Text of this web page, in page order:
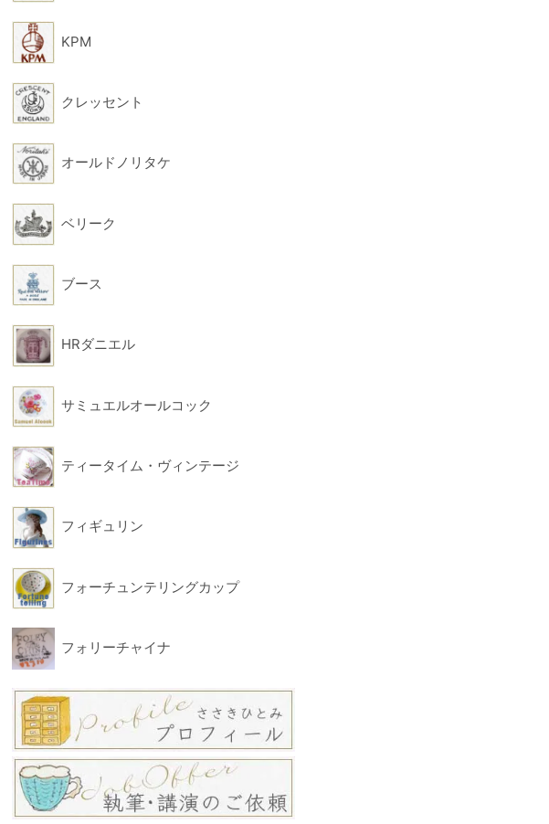
KPM
クレッセント
オールドノリタケ
ベリーク
ブース
HRダニエル
サミュエルオールコック
ティータイム・ヴィンテージ
フィギュリン
フォーチュンテリングカップ
フォリーチャイナ